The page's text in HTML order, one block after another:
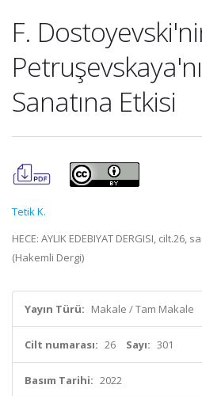
F.
Sanatına Etkisi
Tetik K.
HECE: AYLIK EDEBIYAT DERGISI, cilt.26,
(Hakemli Dergi)
Yayın Türü: Makale / Tam Makale
Cilt numarası: 26 Sayı: 301
Basım Tarihi: 2022